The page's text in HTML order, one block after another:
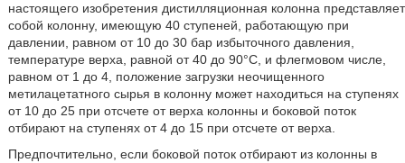
настоящего изобретения дистилляционная колонна представляет
собой колонну, имеющую 40 ступеней, работающую при
давлении, равном от 10 до 30 бар избыточного давления,
температуре верха, равной от 40 до 90°С, и флегмовом числе,
равном от 1 до 4, положение загрузки неочищенного
метилацетатного сырья в колонну может находиться на ступенях
от 10 до 25 при отсчете от верха колонны и боковой поток
отбирают на ступенях от 4 до 15 при отсчете от верха.
Предпочтительно, если боковой поток отбирают из колонны в